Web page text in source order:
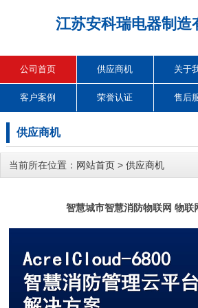
江苏安科瑞电器制造
公司首页 供应商机 关于
客户案例 荣誉认证 售后
供应商机
当前所在位置： 网站首页 > 供应商机
智慧城市智慧消防物联网 物联